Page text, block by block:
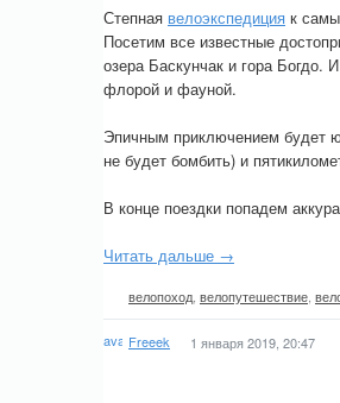
Степная велоэкспедиция к
Посетим все известные
озера Баскунчак и гора Богдо.
флорой и фауной.
Эпичным приключением будет
не будет бомбить) и
В конце поездки попадем
Читать дальше →
велопоход велопутешествие
Freeek 1 января 2019, 20:47